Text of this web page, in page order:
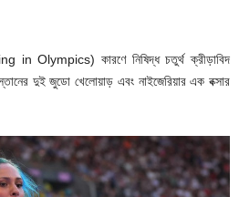
in Olympics) কারণে নিষিদ্ধ চতুর্থ ক্রীড়াবিদ
দুই জুডো খেলোয়াড় এবং নাইজেরিয়ার এক বক্সার